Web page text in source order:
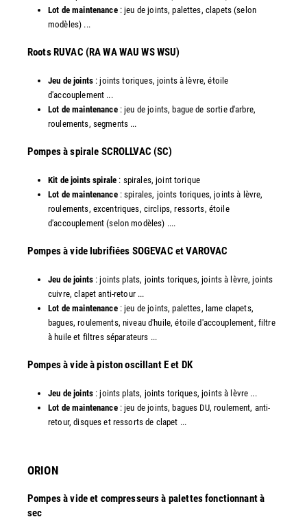
Lot de maintenance: jeu de joints, palettes, clapets (selon
modèles) ...
​Roots RUVAC (RA WA WAU WS WSU)
Jeu de joints: joints toriques, joints à lèvre, étoile
d'accouplement ...
Lot de maintenance : jeu de joints, bague de sortie d'arbre,
roulements, segments ...
​Pompes à spirale SCROLLVAC (SC)
Kit de joints spirale : spirales, joint torique
Lot de maintenance: spirales, joints toriques, joints à lèvre,
roulements, excentriques, circlips, ressorts, étoile
d'accouplement (selon modèles) ....
​Pompes à vide lubrifiées SOGEVAC et VAROVAC
Jeu de joints: joints plats, joints toriques, joints à lèvre, joints
cuivre, clapet anti-retour ...
Lot de maintenance: jeu de joints, palettes, lame clapets,
bagues, roulements, niveau d'huile, étoile d'accouplement, filtre
à huile et filtres séparateurs ...
​Pompes à vide à piston oscillant E et DK
Jeu de joints: joints plats, joints toriques, joints à lèvre ...
Lot de maintenance: jeu de joints, bagues DU, roulement, anti-
retour, disques et ressorts de clapet ...​
ORION
Pompes à vide et compresseurs à palettes fonctionnant à
sec